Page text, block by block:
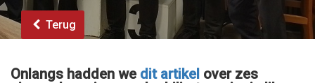
Terug
Onlangs hadden we dit artikel over zes